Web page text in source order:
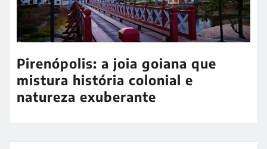
Pirenópolis: a joia goiana que
mistura história colonial e
natureza exuberante